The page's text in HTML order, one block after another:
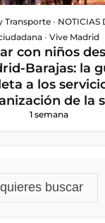
Transporte • NOTICIAS
• Vive Madrid
con niños
Barajas: la
a los
de la
1 semana